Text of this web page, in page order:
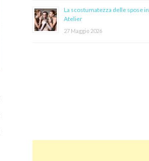
La scostumatezza delle spose in
Atelier
27 Maggio 2026